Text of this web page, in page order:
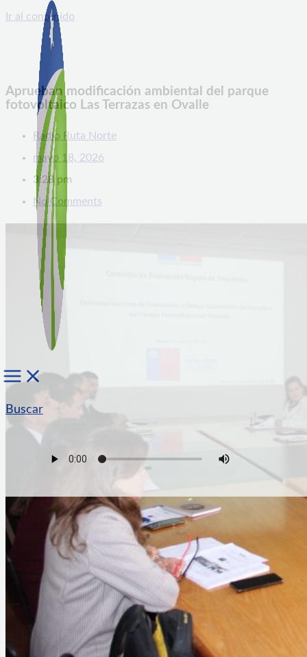
Ir al contenido
Buscar
Aprueban modificación ambiental del parque
fotovoltaico Las Terrazas en Ovalle
Radio Ruta Norte
mayo 18, 2026
3:28 pm
No Comments